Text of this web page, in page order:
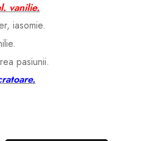
vanilie.
iasomie.
pasiunii.